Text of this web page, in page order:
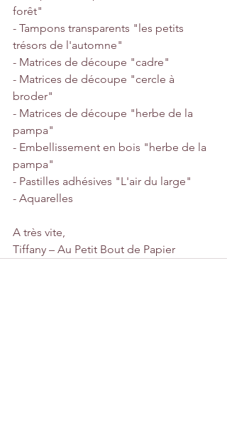
forêt"
- Tampons transparents "les petits
trésors de l'automne"
- Matrices de découpe "cadre"
- Matrices de découpe "cercle à
broder"
- Matrices de découpe "herbe de la
pampa"
- Embellissement en bois "herbe de la
pampa"
- Pastilles adhésives "L'air du large"
- Aquarelles
A très vite,
Tiffany – Au Petit Bout de Papier